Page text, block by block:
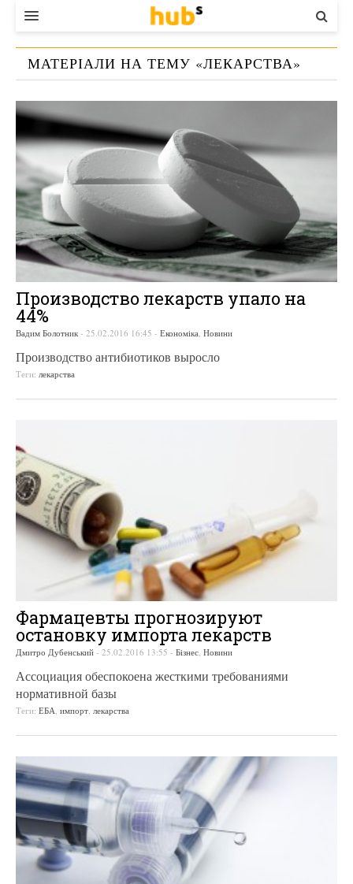
ВЛАДА
ЕКОНОМІКА
БІЗНЕС
СТАРТЕР
КОНТАКТИ
МАТЕРІАЛИ НА ТЕМУ «ЛЕКАРСТВА»
Производство лекарств упало на
44%
Вадим Болотник - 25.02.2016 16:45 - Економіка Новини
Производство антибиотиков выросло
Теги: лекарства
Фармацевты прогнозируют
остановку импорта лекарств
Дмитро Дубенський - 25.02.2016 13:55 - Бізнес, Новини
Ассоциация обеспокоена жесткими требованиями
нормативной базы
Теги: ЕБА, импорт, лекарства